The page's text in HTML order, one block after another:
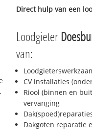
Direct hulp van een
Loodgieter
van:
CV installaties
Riool (binnen en
vervanging
Dakgoten reparatie